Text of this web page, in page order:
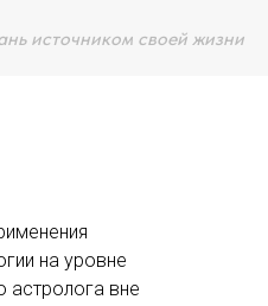
источником своей жизни
на уровне
астролога вне